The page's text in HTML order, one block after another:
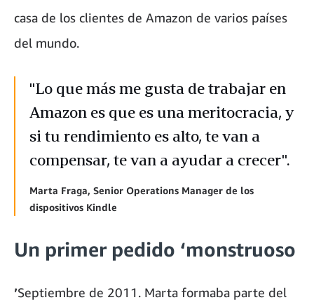
casa de los clientes de Amazon de varios países
del mundo.
"Lo que más me gusta de trabajar en
Amazon es que es una meritocracia, y
si tu rendimiento es alto, te van a
compensar, te van a ayudar a crecer".
Marta Fraga, Senior Operations Manager de los
dispositivos Kindle
Un primer pedido ‘monstruoso
’Septiembre de 2011. Marta formaba parte del